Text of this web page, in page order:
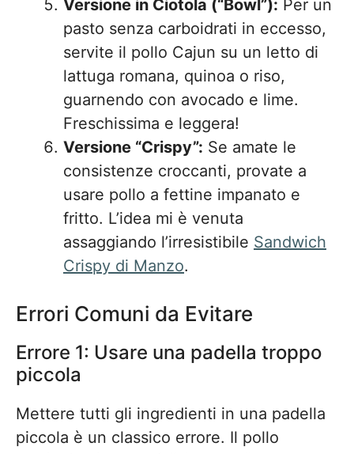
Versione in Ciotola (“Bowl”): Per un
pasto senza carboidrati in eccesso,
servite il pollo Cajun su un letto di
lattuga romana, quinoa o riso,
guarnendo con avocado e lime.
Freschissima e leggera!
Versione “Crispy”: Se amate le
consistenze croccanti, provate a
usare pollo a fettine impanato e
fritto. L’idea mi è venuta
assaggiando l’irresistibile Sandwich
Crispy di Manzo.
Errori Comuni da Evitare
Errore 1: Usare una padella troppo
piccola
Mettere tutti gli ingredienti in una padella
piccola è un classico errore. Il pollo